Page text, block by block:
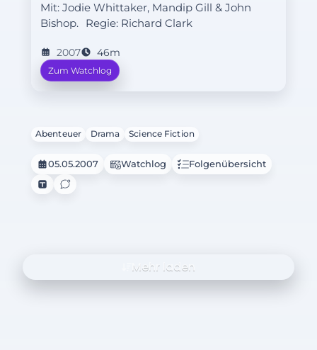
geraten. Doch bei der genetischen
Manipulation kommt es zur
sich in ein blutrünstiges Monster.
Können der Doc und Martha den
Mit: Jodie Whittaker, Mandip Gill & John
Bishop.
Regie: Richard Clark
2007 46m
Zum Watchlog
Abenteuer Drama Science Fiction
05.05.2007 Watchlog Folgenübersicht
Mehr laden